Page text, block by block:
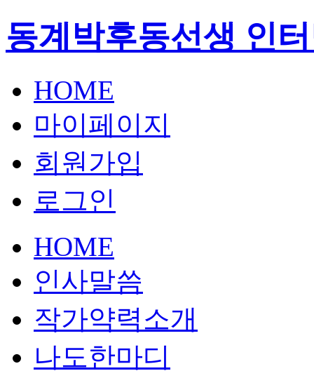
동계박후동선생 인
HOME
마이페이지
회원가입
로그인
HOME
인사말씀
작가약력소개
나도한마디